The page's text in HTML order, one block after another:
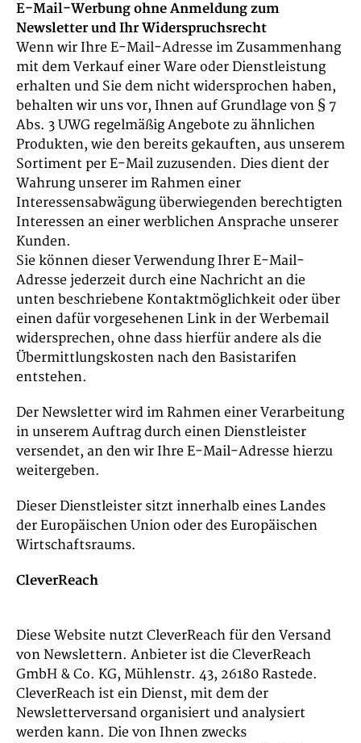
E-Mail-Werbung ohne Anmeldung zum
Newsletter und Ihr Widerspruchsrecht
Wenn wir Ihre E-Mail-Adresse im Zusammenhang
mit dem Verkauf einer Ware oder Dienstleistung
erhalten und Sie dem nicht widersprochen haben,
behalten wir uns vor, Ihnen auf Grundlage von § 7
Abs. 3 UWG regelmäßig Angebote zu ähnlichen
Produkten, wie den bereits gekauften, aus unserem
Sortiment per E-Mail zuzusenden. Dies dient der
Wahrung unserer im Rahmen einer
Interessensabwägung überwiegenden berechtigten
Interessen an einer werblichen Ansprache unserer
Kunden.
Sie können dieser Verwendung Ihrer E-Mail-
Adresse jederzeit durch eine Nachricht an die
unten beschriebene Kontaktmöglichkeit oder über
einen dafür vorgesehenen Link in der Werbemail
widersprechen, ohne dass hierfür andere als die
Übermittlungskosten nach den Basistarifen
entstehen.
Der Newsletter wird im Rahmen einer Verarbeitung
in unserem Auftrag durch einen Dienstleister
versendet, an den wir Ihre E-Mail-Adresse hierzu
weitergeben.
Dieser Dienstleister sitzt innerhalb eines Landes
der Europäischen Union oder des Europäischen
Wirtschaftsraums.
CleverReach
Diese Website nutzt CleverReach für den Versand
von Newslettern. Anbieter ist die CleverReach
GmbH & Co. KG, Mühlenstr. 43, 26180 Rastede.
CleverReach ist ein Dienst, mit dem der
Newsletterversand organisiert und analysiert
werden kann. Die von Ihnen zwecks